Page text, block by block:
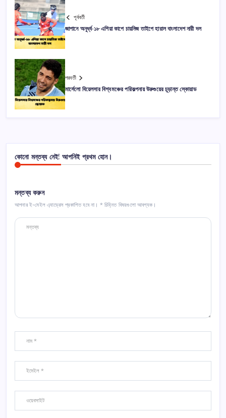
পূর্ববর্তী
জাপানে অনূর্ধ্ব-১৮ এশিয়া কাপে চায়নিজ তাইপে হারাল বাংলাদেশ নারী দল
পরবর্তী
মার্সেলো বিয়েলসার বিশ্বমঞ্চের পরিকল্পনায় উরুগুয়ের চূড়ান্ত স্কোয়াড
কোনো মন্তব্য নেই! আপনিই প্রথম হোন।
মন্তব্য করুন
আপনার ই-মেইল এ্যাড্রেস প্রকাশিত হবে না। * চিহ্নিত বিষয়গুলো আবশ্যক।